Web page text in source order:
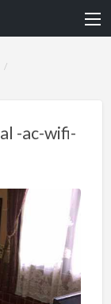
-ac-wifi-